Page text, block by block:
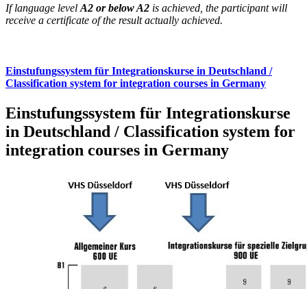
If language level A2 or below A2 is achieved, the participant will
receive a certificate of the result actually achieved.
Einstufungssystem für Integrationskurse in Deutschland /
Classification system for integration courses in Germany
Einstufungssystem für Integrationskurse
in Deutschland / Classification system for
integration courses in Germany